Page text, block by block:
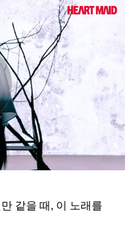
같을 때, 이 노래를